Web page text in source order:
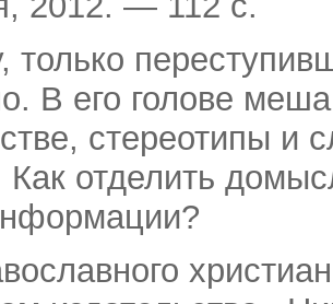
только
В его голове
стереотипы и
отделить